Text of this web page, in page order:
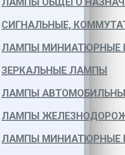
СИГНАЛЬНЫЕ,
ЛАМПЫ МИНИАТЮРНЫЕ
ЗЕРКАЛЬНЫЕ ЛАМПЫ
ЛАМПЫ
ЛАМПЫ
ЛАМПЫ МИНИАТЮРНЫЕ